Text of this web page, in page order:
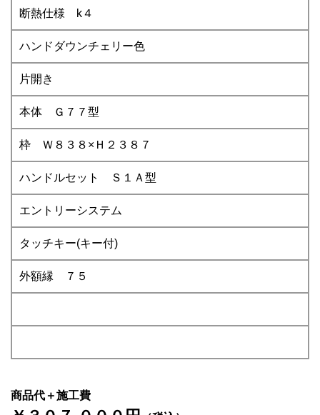
断熱仕様 k４
ハンドダウンチェリー色
片開き
本体 Ｇ７７型
枠 Ｗ８３８×Ｈ２３８７
ハンドルセット Ｓ１Ａ型
エントリーシステム
タッチキー(キー付)
外額縁 ７５
商品代＋施工費